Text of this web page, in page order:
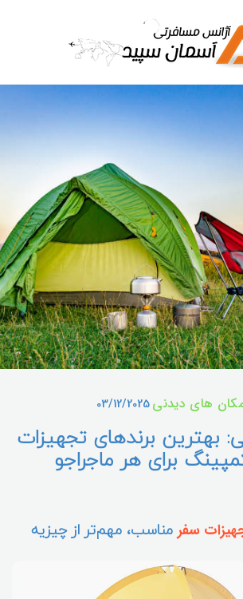
های دیدنی03/12/2025
بهترین برندهای تجهیزات
برای هر ماجراجو
سفر مناسب، مهم‌تر از چیزیه